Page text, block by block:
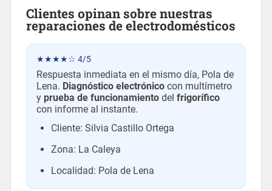
Clientes opinansobre nuestras
reparaciones de electrodomésticos
★★★★☆ 4/5
Respuesta inmediata en el mismo día, Pola de
Lena. Diagnóstico electrónicocon multímetro
y prueba de funcionamientodel frigorífico
con informe al instante.
Cliente: Silvia Castillo Ortega
Zona: La Caleya
Localidad: Pola de Lena